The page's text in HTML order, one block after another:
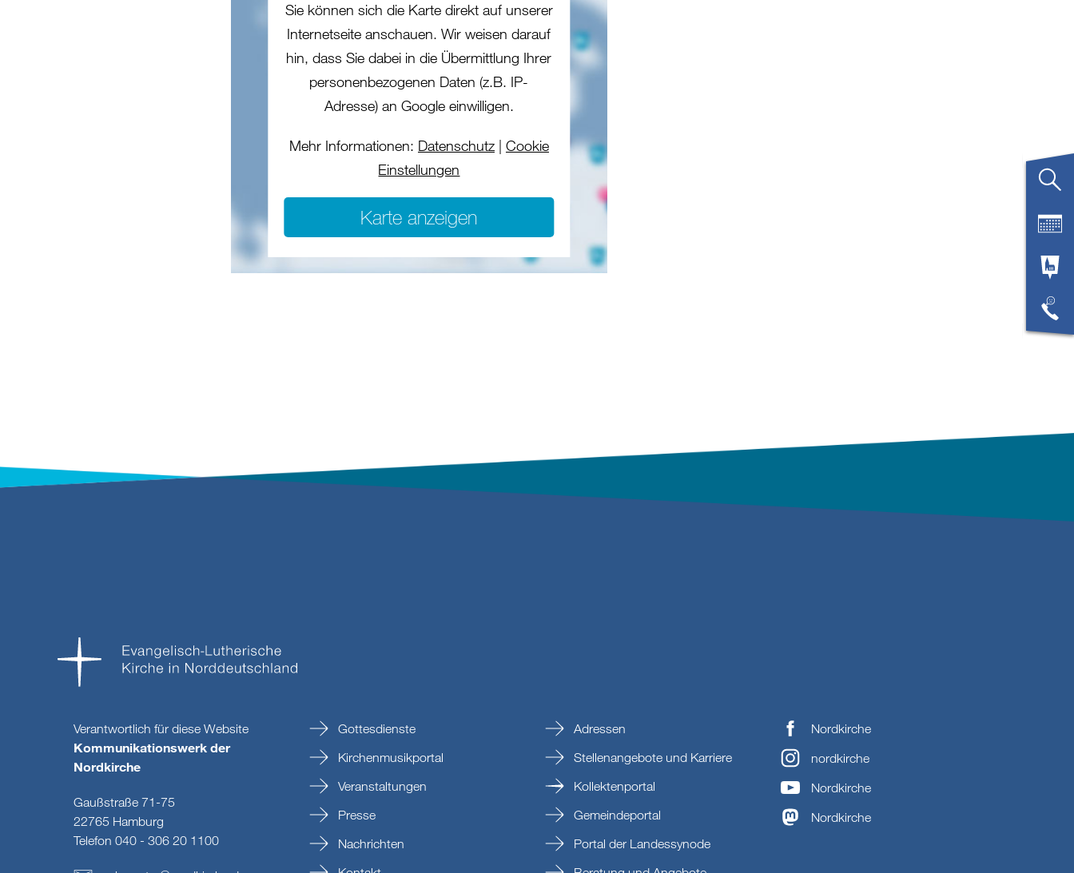
Sie können sich die Karte direkt auf unserer
Internetseite anschauen. Wir weisen darauf
hin, dass Sie dabei in die Übermittlung Ihrer
personenbezogenen Daten (z.B. IP-
Adresse) an Google einwilligen.
Mehr Informationen: Datenschutz| Cookie
Einstellungen
Karte anzeigen
Verantwortlich für diese Website
Kommunikationswerk der
Nordkirche
Gaußstraße 71-75
22765 Hamburg
Telefon 040 - 306 20 1100
Gottesdienste
Kirchenmusikportal
Veranstaltungen
Presse
Nachrichten
Adressen
Stellenangebote und Karriere
Kollektenportal
Gemeindeportal
Portal der Landessynode
Nordkirche
nordkirche
Nordkirche
Nordkirche